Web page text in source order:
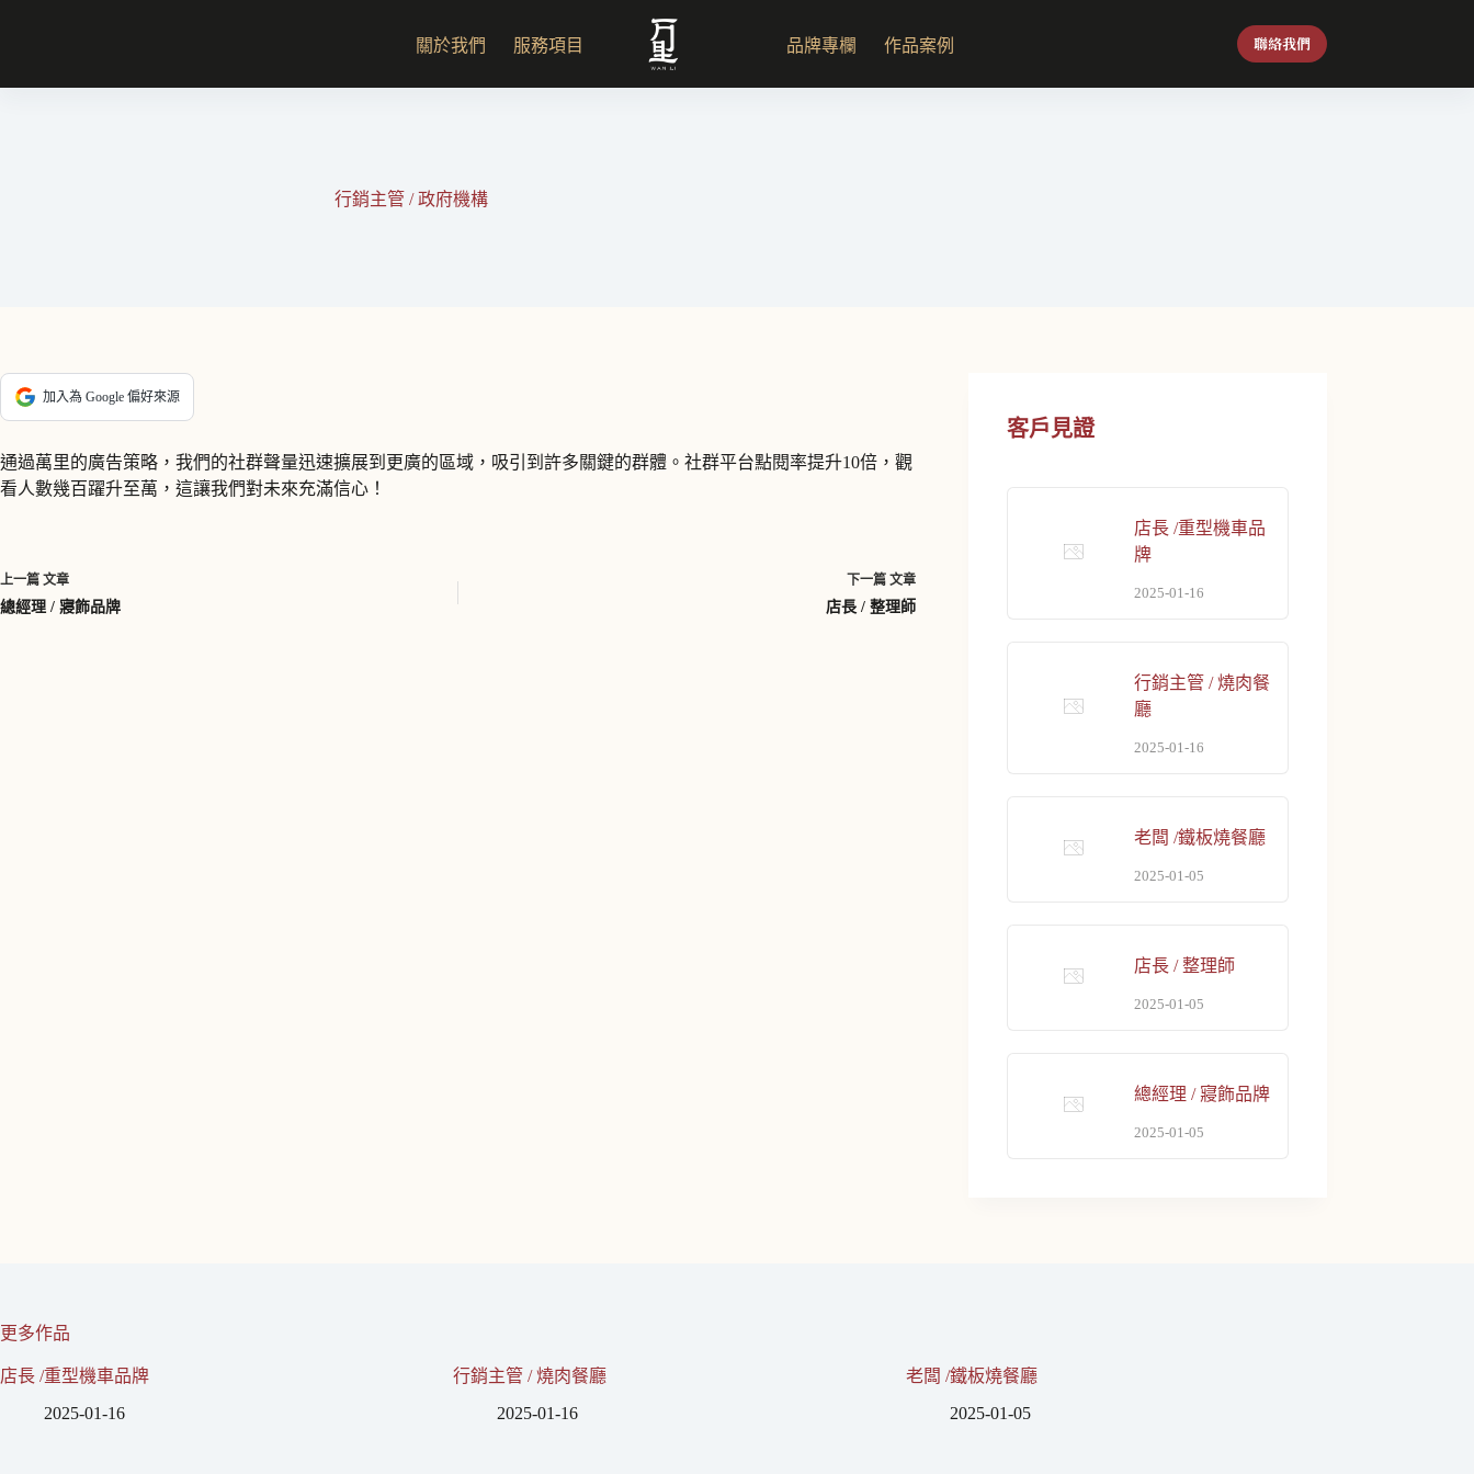
要
關於我們 服務項目 品牌專欄 作品案例 聯絡我們
行銷主管 / 政府機構
加入為 Google 偏好來源
通過萬里的廣告策略，我們的社群聲量迅速擴展到更廣的區域，吸引到許多關鍵的群體。社群平台點閱率提升10倍，觀
看人數幾百躍升至萬，這讓我們對未來充滿信心！
上一篇 文章
總經理 / 寢飾品牌
下一篇 文章
店長 / 整理師
客戶見證
店長 /重型機車品
牌
2025-01-16
行銷主管 / 燒肉餐
廳
2025-01-16
老闆 /鐵板燒餐廳
2025-01-05
店長 / 整理師
2025-01-05
總經理 / 寢飾品牌
2025-01-05
更多作品
店長 /重型機車品牌
2025-01-16
行銷主管 / 燒肉餐廳
2025-01-16
老闆 /鐵板燒餐廳
2025-01-05